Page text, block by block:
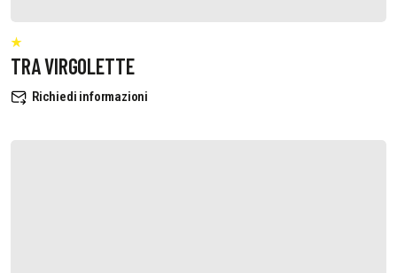
TRA VIRGOLETTE
Richiedi informazioni